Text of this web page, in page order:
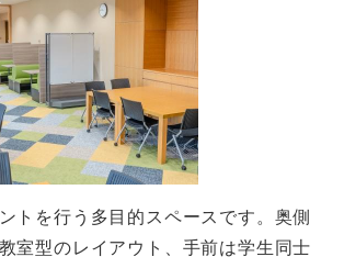
トを行う多目的スペースです。奥側
室型のレイアウト、手前は学生同士